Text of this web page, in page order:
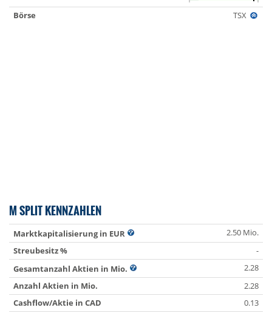
Börse
TSX
M SPLIT KENNZAHLEN
Marktkapitalisierung in EUR
2.50 Mio.
Streubesitz %
-
Gesamtanzahl Aktien in Mio.
2.28
Anzahl Aktien in Mio.
2.28
Cashflow/Aktie in CAD
0.13